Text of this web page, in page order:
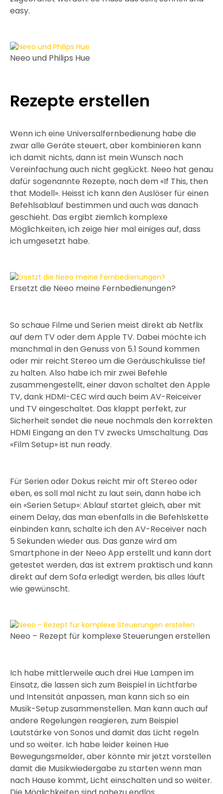
easy.
Neeo und Philips Hue
Rezepte erstellen
Wenn ich eine Universalfernbedienung habe die
zwar alle Geräte steuert, aber kombinieren kann
ich damit nichts, dann ist mein Wunsch nach
Vereinfachung auch nicht geglückt. Neeo hat genau
dafür sogenannte Rezepte, nach dem «If This, then
that Modell». Heisst ich kann den Auslöser für einen
Befehlsablauf bestimmen und auch was danach
geschieht. Das ergibt ziemlich komplexe
Möglichkeiten, ich zeige hier mal einiges auf, dass
ich umgesetzt habe.
Ersetzt die Neeo meine Fernbedienungen?
So schaue Filme und Serien meist direkt ab Netflix
auf dem TV oder dem Apple TV. Dabei möchte ich
manchmal in den Genuss von 5.1 Sound kommen
oder mir reicht Stereo um die Geräuschkulisse tief
zu halten. Also habe ich mir zwei Befehle
zusammengestellt, einer davon schaltet den Apple
TV, dank HDMI-CEC wird auch beim AV-Reiceiver
und TV eingeschaltet. Das klappt perfekt, zur
Sicherheit sendet die neue nochmals den korrekten
HDMI Eingang an den TV zwecks Umschaltung. Das
«Film Setup» ist nun ready.
Für Serien oder Dokus reicht mir oft Stereo oder
eben, es soll mal nicht zu laut sein, dann habe ich
ein «Serien Setup»: Ablauf startet gleich, aber mit
einem Delay, das man ebenfalls in die Befehlskette
einbinden kann, schalte ich den AV-Receiver nach
5 Sekunden wieder aus. Das ganze wird am
Smartphone in der Neeo App erstellt und kann dort
getestet werden, das ist extrem praktisch und kann
direkt auf dem Sofa erledigt werden, bis alles läuft
wie gewünscht.
Neeo – Rezept für komplexe Steuerungen erstellen
Ich habe mittlerweile auch drei Hue Lampen im
Einsatz, die lassen sich zum Beispiel in Lichtfarbe
und Intensität anpassen, man kann sich so ein
Musik-Setup zusammenstellen. Man kann auch auf
andere Regelungen reagieren, zum Beispiel
Lautstärke von Sonos und damit das Licht regeln
und so weiter. Ich habe leider keinen Hue
Bewegungsmelder, aber könnte mir jetzt vorstellen
damit die Musikwiedergabe zu starten wenn man
nach Hause kommt, Licht einschalten und so weiter.